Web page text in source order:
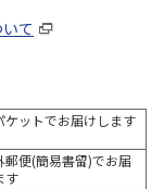
て
ケットでお届けします
郵便(簡易書留)でお届
す